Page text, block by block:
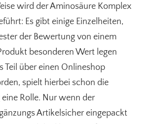
wird der Aminosäure Komplex
Es gibt einige Einzelheiten,
der Bewertung von einem
besonderen Wert legen
Teil über einen Onlineshop
spielt hierbei schon die
Rolle. Nur wenn der
Artikelsicher eingepackt